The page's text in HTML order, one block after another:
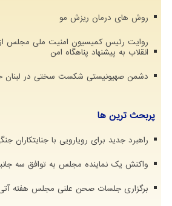
روش های درمان ریزش مو
روایت رئیس کمیسیون امنیت ملی مجلس
انقلاب به پیشنهاد پناهگاه امن
دشمن صهیونیستی شکست سختی در لبنان
پربحث ترین ها
راهبرد جدید برای رویارویی با جنایتکاران
واکنش یک نماینده مجلس به توافق سه
برگزاری جلسات صحن علنی مجلس هفته